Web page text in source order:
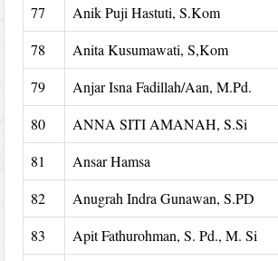
77
Anik Puji Hastuti, S.Kom
78
Anita Kusumawati, S,Kom
79
Anjar Isna Fadillah/Aan, M.Pd.
80
ANNA SITI AMANAH, S.Si
81
Ansar Hamsa
82
Anugrah Indra Gunawan, S.PD
83
Apit Fathurohman, S. Pd., M. Si